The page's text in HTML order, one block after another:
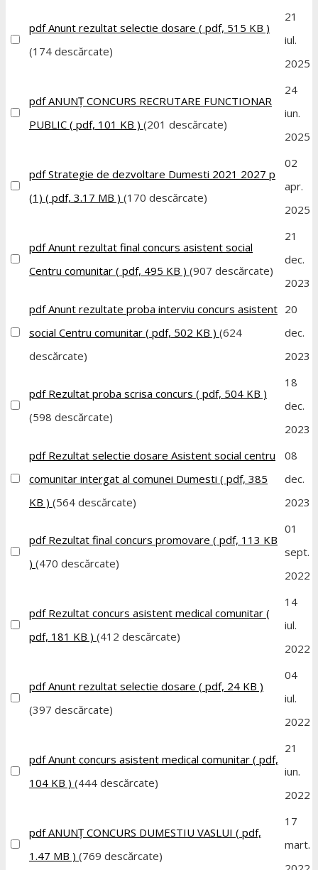
pdf Anunt rezultat selectie dosare ( pdf, 515 KB )
(174 descărcate)
21
iul.
2025
pdf ANUNȚ CONCURS RECRUTARE FUNCTIONAR
PUBLIC ( pdf, 101 KB ) (201 descărcate)
24
iun.
2025
pdf Strategie de dezvoltare Dumesti 2021 2027 p
(1) ( pdf, 3.17 MB ) (170 descărcate)
02
apr.
2025
pdf Anunt rezultat final concurs asistent social
Centru comunitar ( pdf, 495 KB ) (907 descărcate)
21
dec.
2023
pdf Anunt rezultate proba interviu concurs asistent
social Centru comunitar ( pdf, 502 KB ) (624
descărcate)
20
dec.
2023
pdf Rezultat proba scrisa concurs ( pdf, 504 KB )
(598 descărcate)
18
dec.
2023
pdf Rezultat selectie dosare Asistent social centru
comunitar intergat al comunei Dumesti ( pdf, 385
KB ) (564 descărcate)
08
dec.
2023
pdf Rezultat final concurs promovare ( pdf, 113 KB
) (470 descărcate)
01
sept.
2022
pdf Rezultat concurs asistent medical comunitar (
pdf, 181 KB ) (412 descărcate)
14
iul.
2022
pdf Anunt rezultat selectie dosare ( pdf, 24 KB )
(397 descărcate)
04
iul.
2022
pdf Anunt concurs asistent medical comunitar ( pdf,
104 KB ) (444 descărcate)
21
iun.
2022
pdf ANUNȚ CONCURS DUMESTIU VASLUI ( pdf,
1.47 MB ) (769 descărcate)
17
mart.